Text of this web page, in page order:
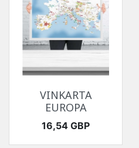
VINKARTA
EUROPA
Pris
16,54 GBP